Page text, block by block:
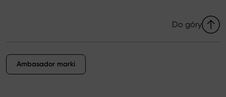
Tarcze hamulcowe
Sworznie wahacza
Do góry
Ambasador marki